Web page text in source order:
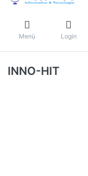
Menù Login
INNO-HIT